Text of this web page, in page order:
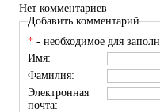
Нет комментариев
Добавить комментарий
* - необходимое для
Имя:
Фамилия:
Электронная
почта: